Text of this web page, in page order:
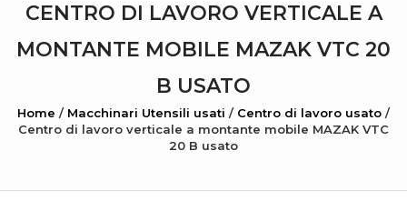
CENTRO DI LAVORO VERTICALE A
MONTANTE MOBILE MAZAK VTC 20
B USATO
Home / Macchinari Utensili usati / Centro di lavoro usato /
Centro di lavoro verticale a montante mobile MAZAK VTC
20 B usato